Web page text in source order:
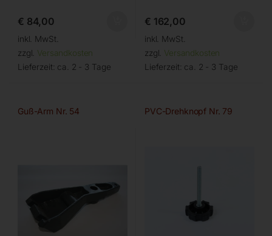
€ 84,00
inkl. MwSt.
zzgl. Versandkosten
Lieferzeit: ca. 2 - 3 Tage
€ 162,00
inkl. MwSt.
zzgl. Versandkosten
Lieferzeit: ca. 2 - 3 Tage
Guß-Arm Nr. 54 PVC-Drehknopf Nr. 79